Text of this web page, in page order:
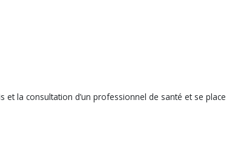
et la consultation d’un professionnel de santé et se place